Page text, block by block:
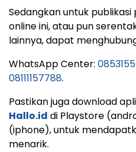
Sedangkan untuk
online ini, atau pun
lainnya, dapat
WhatsApp Center:
08111157788.
Pastikan juga download
Hallo.id di Playstore
(iphone), untuk
menarik.